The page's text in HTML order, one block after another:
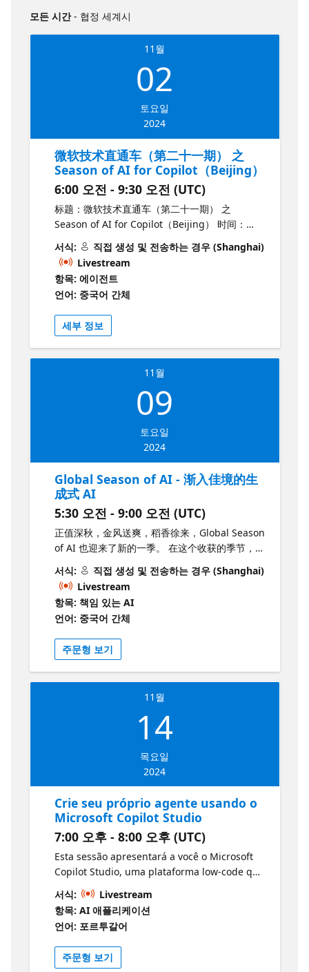
모든 시간- 협정 세계시
11월
02
토요일
2024
微软技术直通车（第二十一期） 之
Season of AI for Copilot（Beijing）
6:00 오전 - 9:30 오전 (UTC)
标题：微软技术直通车（第二十一期） 之
Season of AI for Copilot（Beijing） 时间：
部东直门会议室 地址：北京市海淀区丹棱街5号
（中关村西区微软双子楼） 介绍： 微软技术直通
车第二十一期，将于2024年11月2日面向大家。
活动将采用嘉宾线上线下同步参加的方式进
行，“Season of AI for Copilot（Beijing）”，将
为您呈现一场人工只能技术盛宴。这是一次引领
未来的旅程，让我们一同探索如何将人工智能与
当前的生产力环境相结合，创造出令人惊叹的技
术创新和无限可能性。 Season of AI for
Copilot（Beijing）是全球范围内致力于 AI 技术
活动。过去几年，我们在国内举办过多场年度
续带来更多 AI 相关精彩内容，助力 AI 社区的不
断壮大。 也许您早就听说过 GPT、ChatGPT、
OpenAI 乃至 Azure OpenAI，却始终没有机会
深入了解其中的技术细节，且由于访问限制而无
法实际上手尝试。那么现在，和 AI 零距离接触的
机会来了！ 今年5月份Global Season of AI
2024（Beijing）首季体验营，请您来到微软（中
国）总部，与微软原厂专家和微软 MVP 一起了解
服务！同样，我们将在11月2日开启新的Season
of AI，在本季更多的话题将体现你的完美Copilot
支持上，不管是GitHub Copilot和Copilot Studio
这样优秀的只能工具，还是Microsoft Fabric的
构建自定义的Copilot等话题都有涉及。希望本次
活动能够成为您在人工智能领域学术交流和技术
应用中的重要一步，给您带来无尽收获。 记住
2024年11月2日下午，中国——北京——中关村
Copilot（Beijing）期待你的参与。
서식:
직접 생성 및 전송하는 경우 (Shanghai)
Livestream
항목: 에이전트
언어: 중국어 간체
세부 정보
11월
09
토요일
2024
Global Season of AI - 渐入佳境的生
成式 AI
5:30 오전 - 9:00 오전 (UTC)
正值深秋，金风送爽，稻香徐来，Global Season
of AI 也迎来了新的一季。 在这个收获的季节，欢
迎和我们一起了解渐入佳境的生成式 AI！11月9
日，新一季的 Global Season of AI 上海站，我
们将主要围绕生成式 AI 实际落地的架构，如
Microsoft Copilot、Github Copilot、Copilot
Stack 等等，和几位微软最有价值专家一起，聊聊
生成式 AI 的最新实践。加入我们，让生成式 AI
变成我们强大而不可获缺的助手，展现出更强的
生产力！
서식:
직접 생성 및 전송하는 경우 (Shanghai)
Livestream
항목: 책임 있는 AI
언어: 중국어 간체
주문형 보기
11월
14
목요일
2024
Crie seu próprio agente usando o
Microsoft Copilot Studio
7:00 오후 - 8:00 오후 (UTC)
Esta sessão apresentará a você o Microsoft
Copilot Studio, uma plataforma low-code que
simplifica o desenvolvimento de agentes
personalizados. Por meio de demonstrações
ao vivo, você aprenderá como usar ações e
prompts de IA para criar agentes
inteligentes adaptados às suas necessidades
específicas. Introdução ao Microsoft Copilot
서식:
Livestream
항목: AI 애플리케이션
언어: 포르투갈어
주문형 보기